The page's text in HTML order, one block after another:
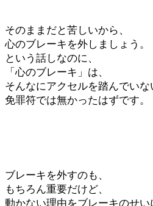
そのままだと苦しいから、
心のブレーキを外しましょう。
という話しなのに、
「心のブレーキ」は、
そんなにアクセルを踏んでいな
免罪符では無かったはずです。
ブレーキを外すのも、
もちろん重要だけど、
動かない理由をブレーキのせい